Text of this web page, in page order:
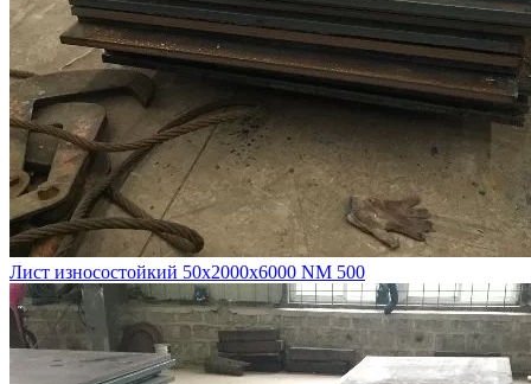
Лист износостойкий 50х2000х6000 NM 500